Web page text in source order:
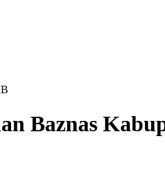
Baznas